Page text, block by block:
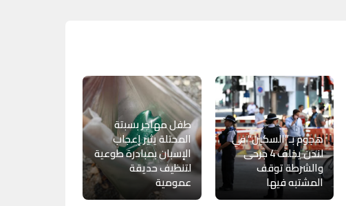
هجوم بـ”السكين” في
لندن يخلف 4 جرحى
والشرطة توقف
المشتبه فيها
طفل مهاجر بسبتة
المحتلة يثير إعجاب
الإسبان بمبادرة طوعية
لتنظيف حديقة
عمومية